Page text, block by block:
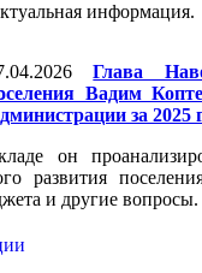
информация.
Глава
Вадим
за 2025
он
развития
и другие вопросы.